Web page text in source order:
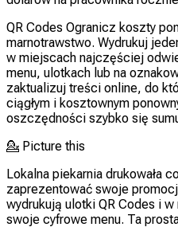
QR Codes Ogranicz koszty
marnotrawstwo. Wydrukuj
w miejscach najczęściej
menu, ulotkach lub na
zaktualizuj treści online, do
ciągłym i kosztownym
oszczędności szybko się
💁 Picture this
Lokalna piekarnia drukowała
zaprezentować swoje
wydrukują ulotki QR Codes i
swoje cyfrowe menu. Ta